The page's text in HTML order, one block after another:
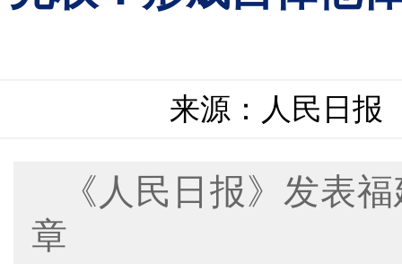
来源：人民日报
《人民日报》发表
章